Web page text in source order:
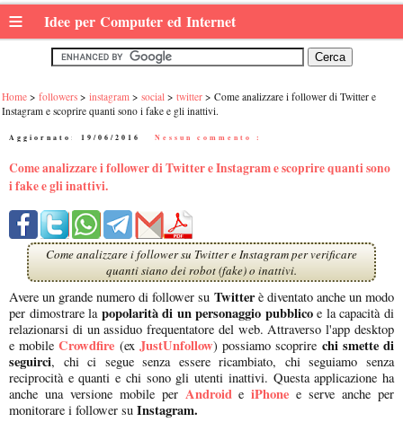
≡ Idee per Computer ed Internet
Home followers instagram social twitter
Come analizzare i follower di Twitter e
Instagram e scoprire quanti sono i fake e gli inattivi.
Aggiornato: 19/06/2016 Nessun commento :
Come analizzare i follower di Twitter e Instagram e scoprire quanti sono
i fake e gli inattivi.
Come analizzare i follower su Twitter e Instagram per verificare
quanti siano dei robot (fake) o inattivi.
Avere un grande numero di follower su Twitterè diventato anche un modo
per dimostrare la popolarità di un personaggio pubblicoe la capacità di
relazionarsi di un assiduo frequentatore del web. Attraverso l'app desktop
e mobileCrowdfire (ex JustUnfollow) possiamo scoprire chi smette di
seguirci, chi ci segue senza essere ricambiato, chi seguiamo senza
reciprocità e quanti e chi sono gli utenti inattivi. Questa applicazione ha
anche una versione mobile per Androide iPhone e serve anche per
monitorare i follower su Instagram.